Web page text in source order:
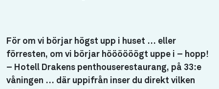
För om vi börjar högst upp i huset … eller
förresten, om vi börjar höööööögt uppe i – hopp!
– Hotell Drakens penthouserestaurang, på 33:e
våningen … där uppifrån inser du direkt vilken